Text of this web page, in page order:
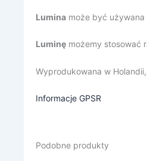
Lumina może być używana
Luminę możemy stosować
Wyprodukowana w
Informacje GPSR
Podobne produkty